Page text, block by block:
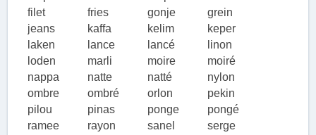
Conclusie
Weefsel is een essentieel onderdeel van textiel en speelt een
grote rol in ons dagelijks leven. Het wordt gebruikt voor het
maken van kleding, meubels, beddengoed en nog veel meer.
Met verschillende soorten weefsels en materialen kunnen we
genieten van comfortabele en functionele producten in diverse
sectoren.
filet
fries gonje
grein
jeans
kaffa kelim
keper
laken
lance lancé
linon
loden
marli moire
moiré
nappa
natte natté
nylon
ombre
ombré orlon
pekin
pilou
pinas ponge
pongé
ramee
rayon sanel
serge